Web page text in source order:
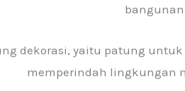
bangunan
dekorasi, yaitu patung
memperindah lingkungan